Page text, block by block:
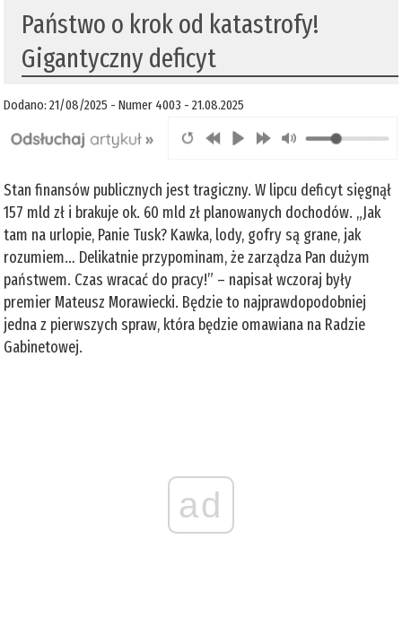
Państwo o krok od katastrofy!
Gigantyczny deficyt
Dodano: 21/08/2025 - Numer 4003 - 21.08.2025
Stan finansów publicznych jest tragiczny. W lipcu deficyt sięgnął
157 mld zł i brakuje ok. 60 mld zł planowanych dochodów. „Jak
tam na urlopie, Panie Tusk? Kawka, lody, gofry są grane, jak
rozumiem… Delikatnie przypominam, że zarządza Pan dużym
państwem. Czas wracać do pracy!” – napisał wczoraj były
premier Mateusz Morawiecki. Będzie to najprawdopodobniej
jedna z pierwszych spraw, która będzie omawiana na Radzie
Gabinetowej.
ad